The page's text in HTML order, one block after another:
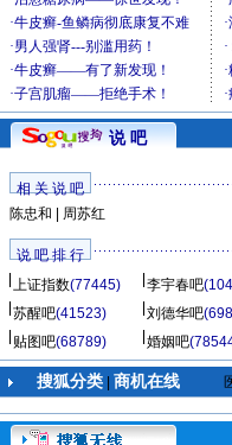
说 吧
相 关 说 吧
陈忠和
周苏红
说 吧 排 行
上证指数(77445) 李宇春吧
苏醒吧(41523) 刘德华吧
贴图吧(68789) 婚姻吧
搜狐分类| 商机在线